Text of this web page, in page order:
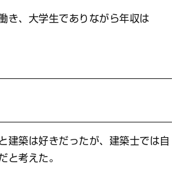
き、大学生でありながら年収は
築は好きだったが、建築士では自
と考えた。